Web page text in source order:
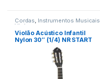
Cordas, Instrumentos Musicais
Violoes
Violão Acústico Infantil
Nylon 30″ (1/4) NR START
Preto GIANNINI